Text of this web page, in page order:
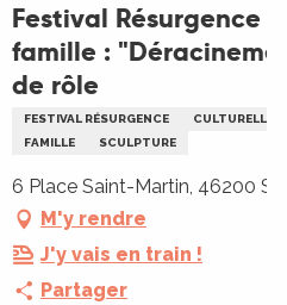
Festival Résurgence
famille :
de rôle
FESTIVAL RÉSURGENCE CULTURELLE
FAMILLE
SCULPTURE
6 Place Saint-Martin, 46200
M'y rendre
J'y vais en train !
Partager